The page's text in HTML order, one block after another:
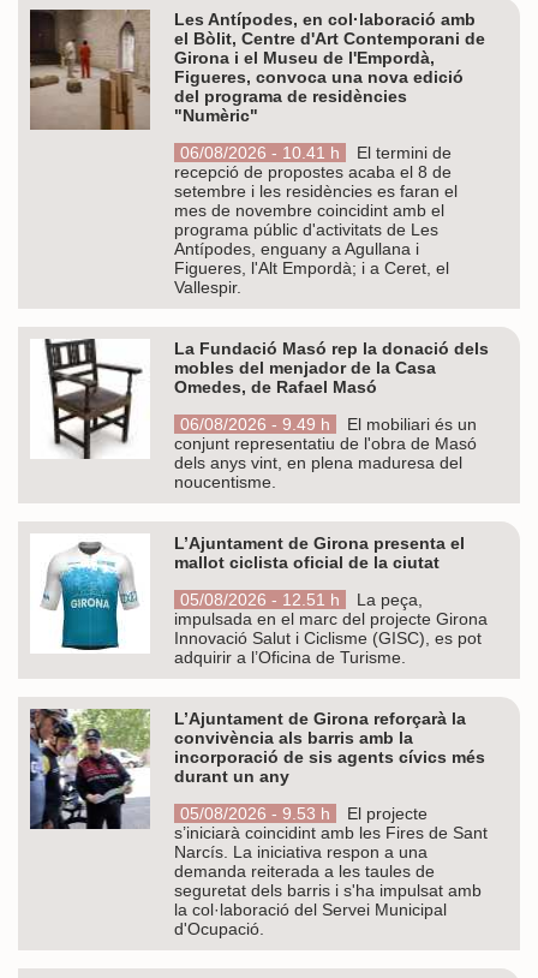
Les Antípodes, en col·laboració amb
el Bòlit, Centre d'Art Contemporani de
Girona i el Museu de l'Empordà,
Figueres, convoca una nova edició
del programa de residències
"Numèric"
06/08/2026 - 10.41 h
El termini de
recepció de propostes acaba el 8 de
setembre i les residències es faran el
mes de novembre coincidint amb el
programa públic d'activitats de Les
Antípodes, enguany a Agullana i
Figueres, l'Alt Empordà; i a Ceret, el
Vallespir.
La Fundació Masó rep la donació dels
mobles del menjador de la Casa
Omedes, de Rafael Masó
06/08/2026 - 9.49 h
El mobiliari és un
conjunt representatiu de l'obra de Masó
dels anys vint, en plena maduresa del
noucentisme.
L’Ajuntament de Girona presenta el
mallot ciclista oficial de la ciutat
05/08/2026 - 12.51 h
La peça,
impulsada en el marc del projecte Girona
Innovació Salut i Ciclisme (GISC), es pot
adquirir a l’Oficina de Turisme.
L’Ajuntament de Girona reforçarà la
convivència als barris amb la
incorporació de sis agents cívics més
durant un any
05/08/2026 - 9.53 h
El projecte
s’iniciarà coincidint amb les Fires de Sant
Narcís. La iniciativa respon a una
demanda reiterada a les taules de
seguretat dels barris i s'ha impulsat amb
la col·laboració del Servei Municipal
d'Ocupació.